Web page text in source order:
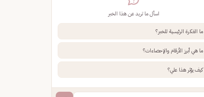
اسأل ما تريد عن هذا الخبر
ما الفكرة الرئيسية للخبر؟
ما هي أبرز الأرقام والإحصاءات؟
كيف يؤثر هذا علي؟